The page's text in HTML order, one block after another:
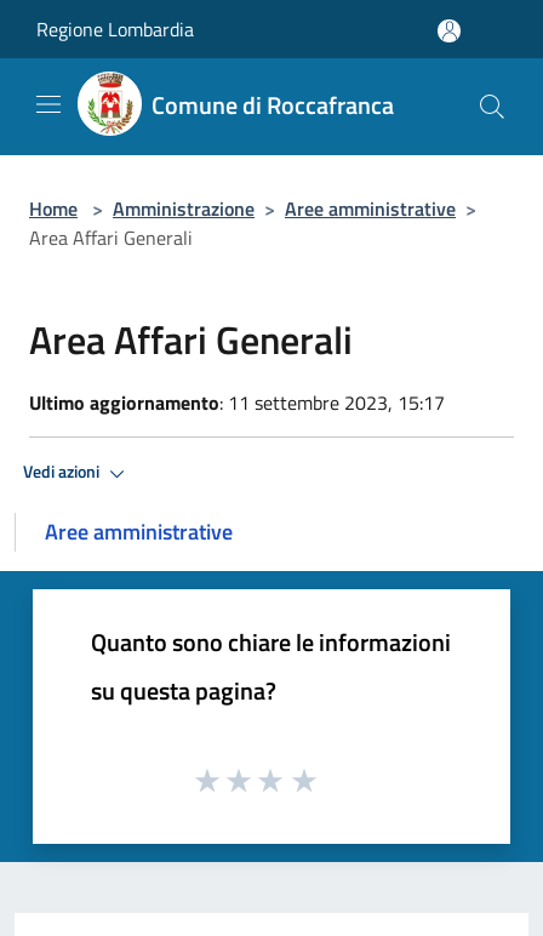
Regione Lombardia
Comune di Roccafranca
Home > Amministrazione > Aree amministrative >
Area Affari Generali
Area Affari Generali
Ultimo aggiornamento: 11 settembre 2023, 15:17
Vedi azioni
Aree amministrative
Quanto sono chiare le informazioni
su questa pagina?